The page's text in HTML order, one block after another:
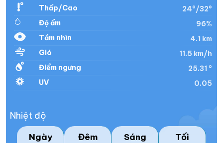
Thấp/Cao
24°/32°
Độ ẩm
96%
Tầm nhìn
4.1 km
Gió
11.5 km/h
Điểm ngưng
25.31 °
UV
0.05
Nhiệt độ
Ngày Đêm Sáng Tối